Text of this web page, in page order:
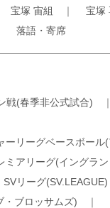
宝塚 宙組 ｜ 宝塚
落語・寄席
戦(春季非公式試合)
ーリーグベースボール
ミアリーグ(イングラ
SVリーグ(SV.LEAGUE)
・ブロッサムズ) ｜